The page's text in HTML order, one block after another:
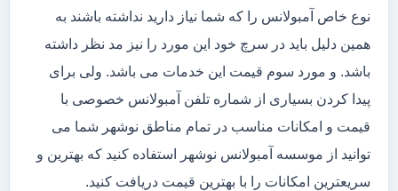
نوع خاص آمبولانس را که شما نیاز دارید نداشته باشند به
همین دلیل باید در سرچ خود این مورد را نیز مد نظر داشته
باشد. و مورد سوم قیمت این خدمات می باشد. ولی برای
پیدا کردن بسیاری از شماره تلفن آمبولانس خصوصی با
قیمت و امکانات مناسب در تمام مناطق نوشهر شما می
توانید از موسسه آمبولانس نوشهر استفاده کنید که بهترین و
سریعترین امکانات را با بهترین قیمت دریافت کنید.